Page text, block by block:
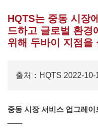
HQTS는 중동 시장
드하고 글로벌 환경
위해 두바이 지점을
출처：HQTS 2022-10-
중동 시장 서비스 업그레이
——